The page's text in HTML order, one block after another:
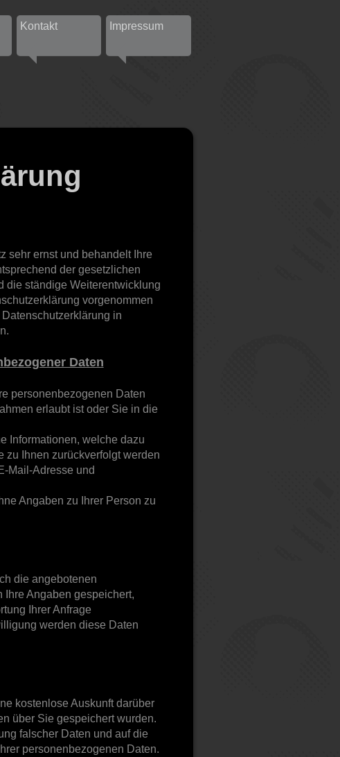
Kontakt Impressum
sehr ernst und behandelt Ihre
der gesetzlichen
die ständige Weiterentwicklung
vorgenommen
in
Daten
personenbezogenen Daten
erlaubt ist oder Sie in die
Informationen, welche dazu
zu Ihnen zurückverfolgt werden
Mail-Adresse und
Angaben zu Ihrer Person zu
die angebotenen
Ihre Angaben gespeichert,
Ihrer Anfrage
werden diese Daten
kostenlose Auskunft darüber
über Sie gespeichert wurden.
falscher Daten und auf die
personenbezogenen Daten.